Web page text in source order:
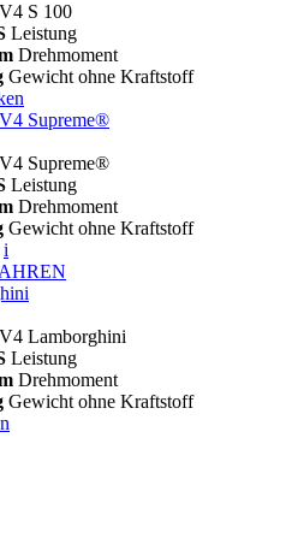
S 100
Leistung
Drehmoment
Gewicht ohne Kraftstoff
Supreme®
Supreme®
Leistung
Drehmoment
Gewicht ohne Kraftstoff
i
Lamborghini
Leistung
Drehmoment
Gewicht ohne Kraftstoff